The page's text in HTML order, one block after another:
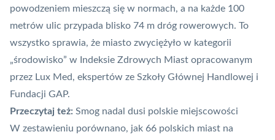
powodzeniem mieszczą się w normach, a na każde 100
metrów ulic przypada blisko 74 m dróg rowerowych. To
wszystko sprawia, że miasto zwyciężyło w kategorii
„środowisko” w Indeksie Zdrowych Miast opracowanym
przez Lux Med, ekspertów ze Szkoły Głównej Handlowej i
Fundacji GAP.
Przeczytaj też: Smog nadal dusi polskie miejscowości
W zestawieniu porównano, jak 66 polskich miast na